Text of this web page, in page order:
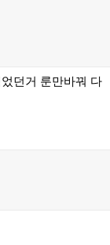
던거 룬만바꿔 다